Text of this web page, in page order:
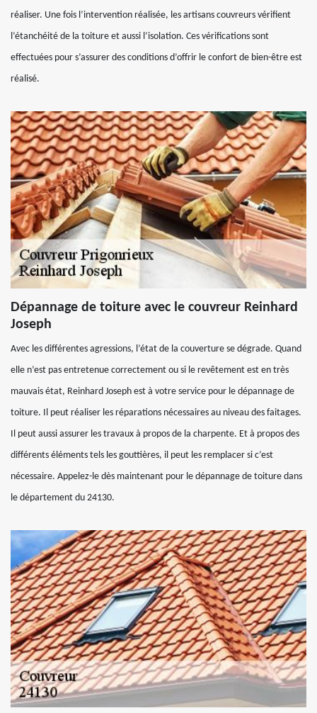
réaliser. Une fois l’intervention réalisée, les artisans couvreurs vérifient
l’étanchéité de la toiture et aussi l’isolation. Ces vérifications sont
effectuées pour s’assurer des conditions d’offrir le confort de bien-être est
réalisé.
Dépannage de toiture avec le couvreur Reinhard
Joseph
Avec les différentes agressions, l’état de la couverture se dégrade. Quand
elle n’est pas entretenue correctement ou si le revêtement est en très
mauvais état, Reinhard Joseph est à votre service pour le dépannage de
toiture. Il peut réaliser les réparations nécessaires au niveau des faitages.
Il peut aussi assurer les travaux à propos de la charpente. Et à propos des
différents éléments tels les gouttières, il peut les remplacer si c’est
nécessaire. Appelez-le dès maintenant pour le dépannage de toiture dans
le département du 24130.